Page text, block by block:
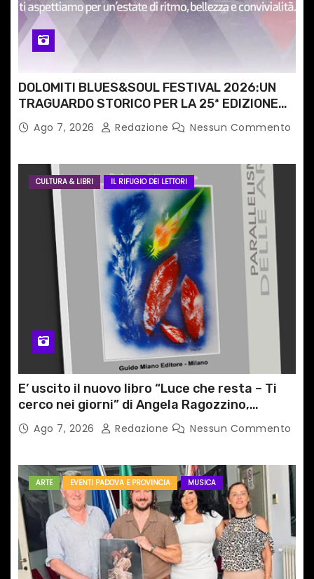
o
l
i
DOLOMITI BLUES&SOUL FESTIVAL 2026:UN
TRAGUARDO STORICO PER LA 25ª EDIZIONE
TRA LE CIME PATRIMONIO UNESCO
Ago 7, 2026 Redazione Nessun Commento
CULTURA & LIBRI IL RIFUGIO DEI LETTORI
E’ uscito il nuovo libro “Luce che resta – Ti
cerco nei giorni” di Angela Ragozzino,
medico primario di Capua
Ago 7, 2026 Redazione Nessun Commento
ARTE EVENTI PADOVA E PROVINCIA MUSICA